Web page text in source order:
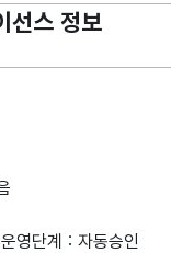
선스 정보
영단계 : 자동승인